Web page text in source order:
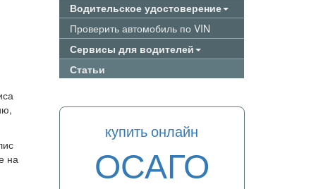
на
Водительское удостоверение
Проверить автомобиль по VIN
Сервисы для водителей
Статьи
купить онлайн
ОСАГО